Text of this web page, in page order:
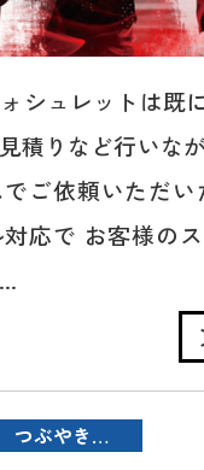
シュレットは既
積りなど行いな
ご依頼いただ
応で お客様の
つぶやき…